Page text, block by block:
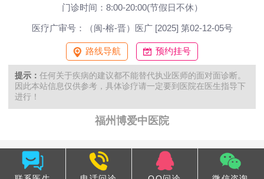
门诊时间：8:00-20:00(节假日不休）
医疗广审号：（闽-榕-晋）医广 [2025] 第02-12-05号
路线导航 预约挂号
提示： 任何关于疾病的建议都不能替代执业医师的面对面诊断。
因此本站信息仅供参考，具体诊疗请一定要到医院在医生指导下
进行！
福州博爱中医院